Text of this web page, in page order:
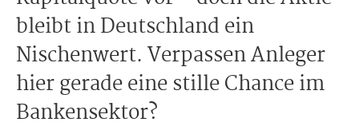
bleibt in Deutschland ein
Nischenwert. Verpassen Anleger
hier gerade eine stille Chance im
Bankensektor?